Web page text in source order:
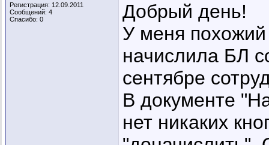
Регистрация: 12.09.2011
Сообщений: 4
Спасибо: 0
Добрый день!
У меня
начислила БЛ
сентябре
В документе
нет никаких